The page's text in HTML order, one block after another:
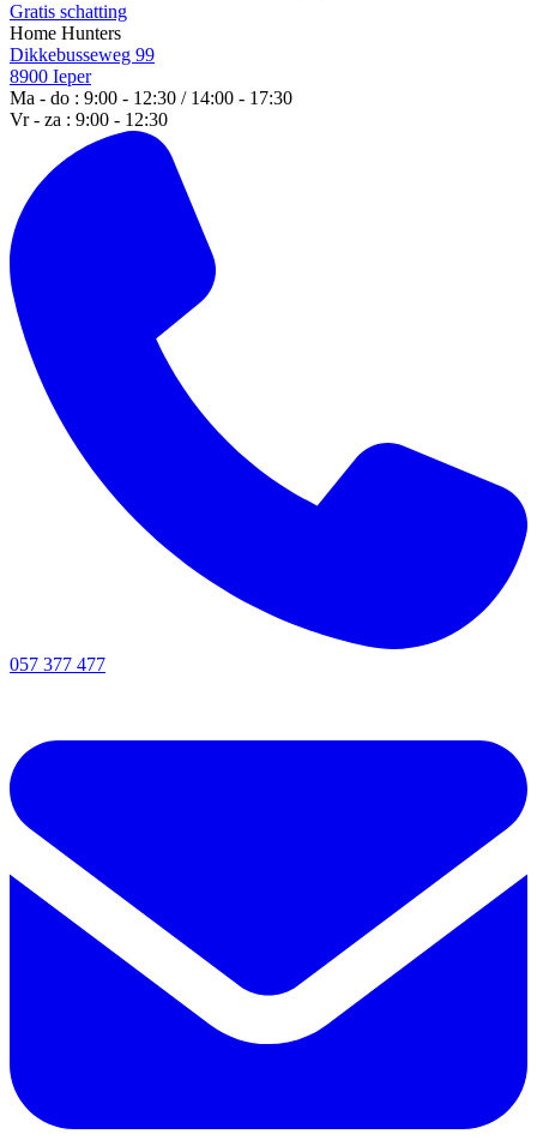
Gratis schatting
Home Hunters
Dikkebusseweg 99
8900 Ieper
Ma - do : 9:00 - 12:30 / 14:00 - 17:30
Vr - za : 9:00 - 12:30
057 377 477